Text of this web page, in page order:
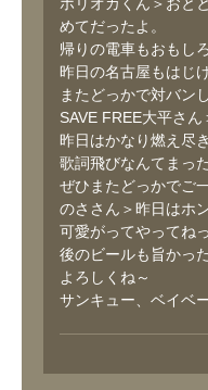
めてだったよ。
帰りの電車もおもし
昨日の名古屋もはじ
またどっかで対バン
SAVE FREE大平さ
昨日はかなり燃え尽
歌詞飛びなんてまっ
ぜひまたどっかでご
のささん＞昨日はホ
可愛がってやってねっ
後のビールも旨かっ
よろしくね～
サンキュー、ベイベ